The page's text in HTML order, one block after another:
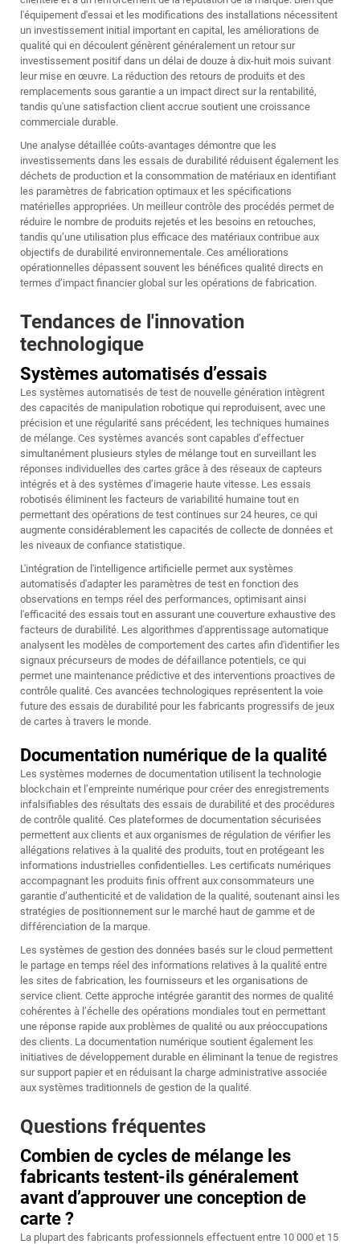
l'équipement d'essai et les modifications des installations nécessitent
un investissement initial important en capital, les améliorations de
qualité qui en découlent génèrent généralement un retour sur
investissement positif dans un délai de douze à dix-huit mois suivant
leur mise en œuvre. La réduction des retours de produits et des
remplacements sous garantie a un impact direct sur la rentabilité,
tandis qu'une satisfaction client accrue soutient une croissance
commerciale durable.
Une analyse détaillée coûts-avantages démontre que les
investissements dans les essais de durabilité réduisent également les
déchets de production et la consommation de matériaux en identifiant
les paramètres de fabrication optimaux et les spécifications
matérielles appropriées. Un meilleur contrôle des procédés permet de
réduire le nombre de produits rejetés et les besoins en retouches,
tandis qu’une utilisation plus efficace des matériaux contribue aux
objectifs de durabilité environnementale. Ces améliorations
opérationnelles dépassent souvent les bénéfices qualité directs en
termes d’impact financier global sur les opérations de fabrication.
Tendances de l'innovation
technologique
Systèmes automatisés d’essais
Les systèmes automatisés de test de nouvelle génération intègrent
des capacités de manipulation robotique qui reproduisent, avec une
précision et une régularité sans précédent, les techniques humaines
de mélange. Ces systèmes avancés sont capables d’effectuer
simultanément plusieurs styles de mélange tout en surveillant les
réponses individuelles des cartes grâce à des réseaux de capteurs
intégrés et à des systèmes d’imagerie haute vitesse. Les essais
robotisés éliminent les facteurs de variabilité humaine tout en
permettant des opérations de test continues sur 24 heures, ce qui
augmente considérablement les capacités de collecte de données et
les niveaux de confiance statistique.
L'intégration de l'intelligence artificielle permet aux systèmes
automatisés d'adapter les paramètres de test en fonction des
observations en temps réel des performances, optimisant ainsi
l'efficacité des essais tout en assurant une couverture exhaustive des
facteurs de durabilité. Les algorithmes d'apprentissage automatique
analysent les modèles de comportement des cartes afin d'identifier les
signaux précurseurs de modes de défaillance potentiels, ce qui
permet une maintenance prédictive et des interventions proactives de
contrôle qualité. Ces avancées technologiques représentent la voie
future des essais de durabilité pour les fabricants progressifs de jeux
de cartes à travers le monde.
Documentation numérique de la qualité
Les systèmes modernes de documentation utilisent la technologie
blockchain et l’empreinte numérique pour créer des enregistrements
infalsifiables des résultats des essais de durabilité et des procédures
de contrôle qualité. Ces plateformes de documentation sécurisées
permettent aux clients et aux organismes de régulation de vérifier les
allégations relatives à la qualité des produits, tout en protégeant les
informations industrielles confidentielles. Les certificats numériques
accompagnant les produits finis offrent aux consommateurs une
garantie d’authenticité et de validation de la qualité, soutenant ainsi les
stratégies de positionnement sur le marché haut de gamme et de
différenciation de la marque.
Les systèmes de gestion des données basés sur le cloud permettent
le partage en temps réel des informations relatives à la qualité entre
les sites de fabrication, les fournisseurs et les organisations de
service client. Cette approche intégrée garantit des normes de qualité
cohérentes à l’échelle des opérations mondiales tout en permettant
une réponse rapide aux problèmes de qualité ou aux préoccupations
des clients. La documentation numérique soutient également les
initiatives de développement durable en éliminant la tenue de registres
sur support papier et en réduisant la charge administrative associée
aux systèmes traditionnels de gestion de la qualité.
Questions fréquentes
Combien de cycles de mélange les
fabricants testent-ils généralement
avant d’approuver une conception de
carte ?
La plupart des fabricants professionnels effectuent entre 10 000 et 15